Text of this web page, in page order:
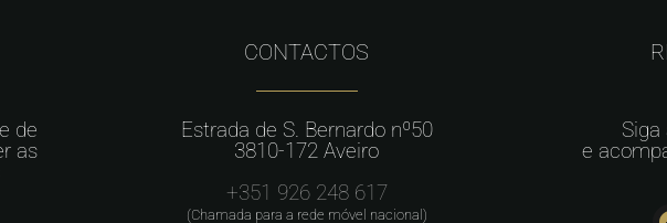
de
as
CONTACTOS
Estrada de S. Bernardo nº50
3810-172 Aveiro
+351 926 248 617
(Chamada para a rede móvel nacional)
e